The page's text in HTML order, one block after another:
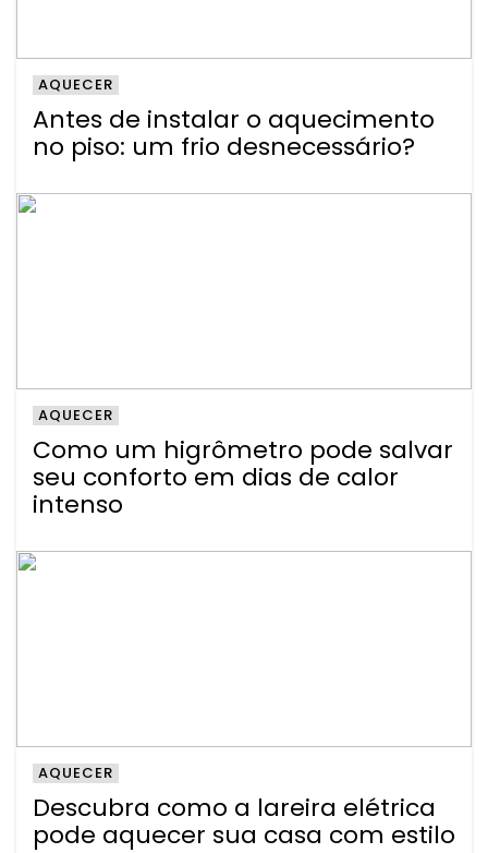
Antes de instalar o aquecimento
no piso: um frio desnecessário?
AQUECER
Como um higrômetro pode salvar
seu conforto em dias de calor
intenso
AQUECER
Descubra como a lareira elétrica
pode aquecer sua casa com estilo
AQUECER